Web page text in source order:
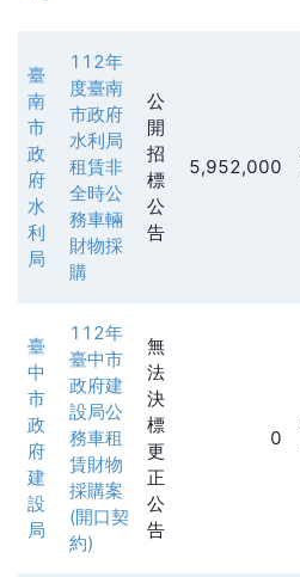
臺
南
市
政
府
水
利
局
112年
度臺南
市政府
水利局
租賃非
全時公
務車輛
財物採
購
公
開
招
標
公
告
5,952,000
臺
中
市
政
府
建
設
局
112年
臺中市
政府建
設局公
務車租
賃財物
採購案
(開口契
約)
無
法
決
標
更
正
公
告
0